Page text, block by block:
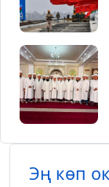
Эң көп